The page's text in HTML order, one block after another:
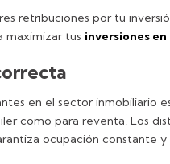
retribuciones por tu
maximizar tus inversiones
en el sector inmobiliario
como para reventa. Los
ocupación constante